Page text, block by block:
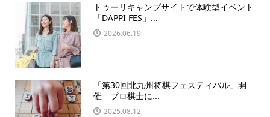
トゥーリキャンプサイトで体験型イベント
「DAPPI FES」...
2026.06.19
「第30回北九州将棋フェスティバル」開
催 プロ棋士に...
2025.08.12